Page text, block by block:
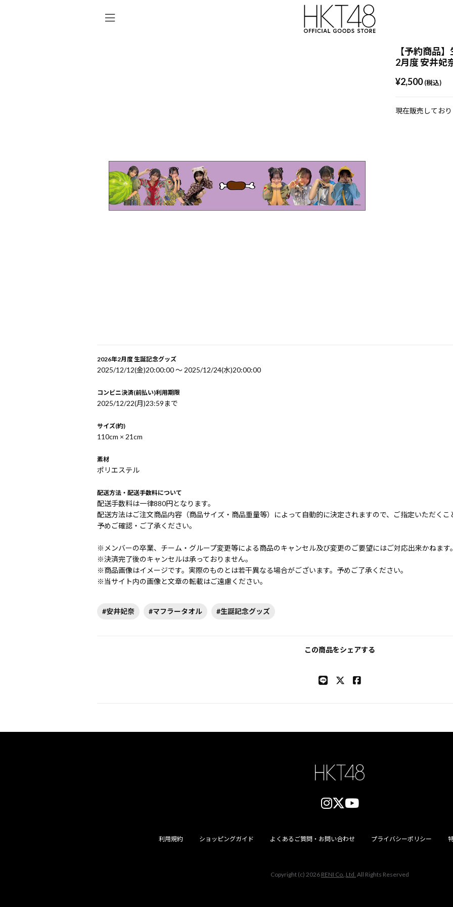
【予約商品
2月度 安井妃
¥2,500 (税込)
現在販売してお
2026年2月度 生誕記念グッズ
2025/12/12(金)20:00:00 〜 2025/12/24(水)20:00:00
コンビニ決済(前払い)利用期限
2025/12/22(月)23:59まで
サイズ(約)
110cm × 21cm
素材
ポリエステル
配送方法・配送手数料について
配送手数料は一律880円となります。
配送方法はご注文商品内容（商品サイズ・商品重量等）によって自動的に決定されますので、ご指定いただくこ
予めご確認・ご了承ください。
※メンバーの卒業、チーム・グループ変更等による商品のキャンセル及び変更のご要望にはご対応出来かねます。
※決済完了後のキャンセルは承っておりません。
※商品画像はイメージです。実際のものとは若干異なる場合がございます。予めご了承ください。
※当サイト内の画像と文章の転載はご遠慮ください。
#安井妃奈 #マフラータオル #生誕記念グッズ
この商品をシェアする
利用規約 ショッピングガイド よくあるご質問・お問い合わせ プライバシーポリシー
Copyright (c) 2026 RENI Co.,Ltd. All Rights Reserved